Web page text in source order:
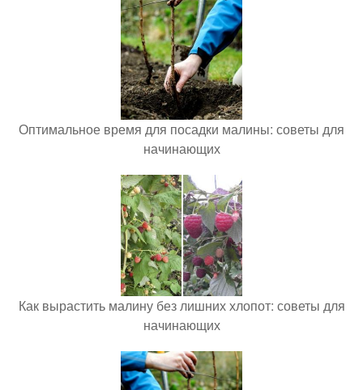
Оптимальное время для посадки малины: советы для
начинающих
Как вырастить малину без лишних хлопот: советы для
начинающих